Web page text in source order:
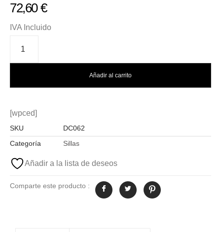
72,60€
IVA Incluido
Añadir al carrito
[wpced]
SKU
DC062
Categoría
Sillas
Añadir a la lista de deseos
Comparte este producto :